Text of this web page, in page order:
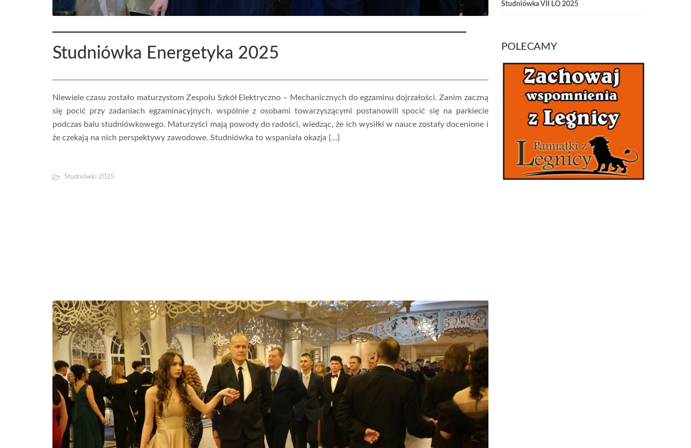
Studniówka Energetyka 2025
Niewiele czasu zostało maturzystom Zespołu Szkół Elektryczno – Mechanicznych do egzaminu dojrzałości. Zanim zaczną
się pocić przy zadaniach egzaminacyjnych, wspólnie z osobami towarzyszącymi postanowili spocić się na parkiecie
podczas balu studniówkowego. Maturzyści mają powody do radości, wiedząc, że ich wysiłki w nauce zostały docenione i
że czekają na nich perspektywy zawodowe. Studniówka to wspaniała okazja […]
Studniówki 2025
Studniówka VII LO 2025
POLECAMY